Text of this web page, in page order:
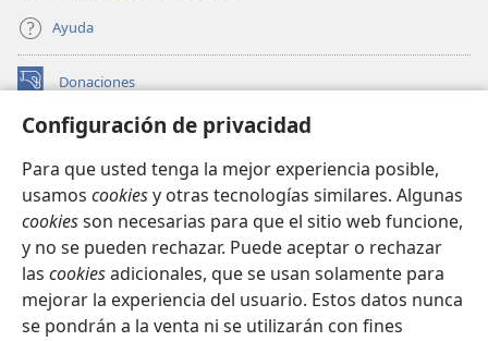
Configuración de privacidad
Para que usted tenga la mejor experiencia posible,
usamos cookiesy otras tecnologías similares. Algunas
cookiesson necesarias para que el sitio web funcione,
y no se pueden rechazar. Puede aceptar o rechazar
las cookiesadicionales, que se usan solamente para
mejorar la experiencia del usuario. Estos datos nunca
se pondrán a la venta ni se utilizarán con fines
Ayuda
Donaciones
(abre
nueva BIBLIOTECA EN LÍNEA Watchtower™
una
nueva
ventana)
JW Hub
(abre
una
nueva
ventana)
JW Library
Watchtower Library